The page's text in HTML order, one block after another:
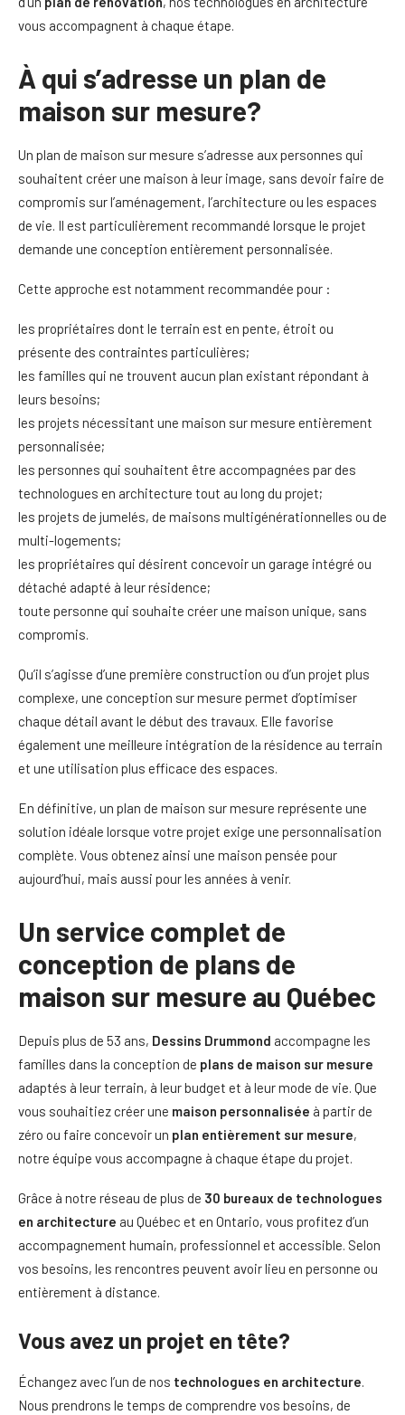
vous accompagnent à chaque étape.
À qui s’adresse un plan de
maison sur mesure?
Un plan de maison sur mesure s’adresse aux personnes qui
souhaitent créer une maison à leur image, sans devoir faire de
compromis sur l’aménagement, l’architecture ou les espaces
de vie. Il est particulièrement recommandé lorsque le projet
demande une conception entièrement personnalisée.
Cette approche est notamment recommandée pour :
les propriétaires dont le terrain est en pente, étroit ou
présente des contraintes particulières;
les familles qui ne trouvent aucun plan existant répondant à
leurs besoins;
les projets nécessitant une maison sur mesure entièrement
personnalisée;
les personnes qui souhaitent être accompagnées par des
technologues en architecture tout au long du projet;
les projets de jumelés, de maisons multigénérationnelles ou de
multi-logements;
les propriétaires qui désirent concevoir un garage intégré ou
détaché adapté à leur résidence;
toute personne qui souhaite créer une maison unique, sans
compromis.
Qu’il s’agisse d’une première construction ou d’un projet plus
complexe, une conception sur mesure permet d’optimiser
chaque détail avant le début des travaux. Elle favorise
également une meilleure intégration de la résidence au terrain
et une utilisation plus efficace des espaces.
En définitive, un plan de maison sur mesure représente une
solution idéale lorsque votre projet exige une personnalisation
complète. Vous obtenez ainsi une maison pensée pour
aujourd’hui, mais aussi pour les années à venir.
Un service complet de
conception de plans de
maison sur mesure au Québec
Depuis plus de 53 ans, Dessins Drummond accompagne les
familles dans la conception de plans de maison sur mesure
adaptés à leur terrain, à leur budget et à leur mode de vie. Que
vous souhaitiez créer une maison personnalisée à partir de
zéro ou faire concevoir un plan entièrement sur mesure,
notre équipe vous accompagne à chaque étape du projet.
Grâce à notre réseau de plus de 30 bureaux de technologues
en architecture au Québec et en Ontario, vous profitez d’un
accompagnement humain, professionnel et accessible. Selon
vos besoins, les rencontres peuvent avoir lieu en personne ou
entièrement à distance.
Vous avez un projet en tête?
Échangez avec l’un de nos technologues en architecture.
Nous prendrons le temps de comprendre vos besoins, de